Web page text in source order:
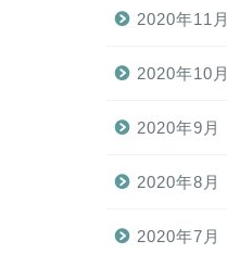
2020年11月
2020年10月
2020年9月
2020年8月
2020年7月